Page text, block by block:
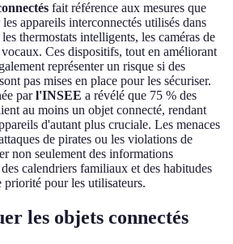
fait référence aux mesures que
appareils interconnectés utilisés dans
thermostats intelligents, les caméras de
vocaux. Ces dispositifs, tout en améliorant
représenter un risque si des
pas mises en place pour les sécuriser.
parl'INSEE a révélé que 75 % des
au moins un objet connecté, rendant
d'autant plus cruciale. Les menaces
de pirates ou les violations de
non seulement des informations
calendriers familiaux et des habitudes
pour les utilisateurs.
les objets connectés